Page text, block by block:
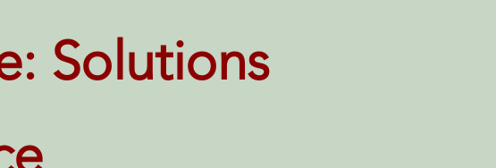
Solutions